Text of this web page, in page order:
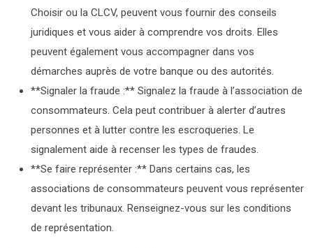
Choisir ou la CLCV, peuvent vous fournir des conseils
juridiques et vous aider à comprendre vos droits. Elles
peuvent également vous accompagner dans vos
démarches auprès de votre banque ou des autorités.
**Signaler la fraude :** Signalez la fraude à l’association de
consommateurs. Cela peut contribuer à alerter d’autres
personnes et à lutter contre les escroqueries. Le
signalement aide à recenser les types de fraudes.
**Se faire représenter :** Dans certains cas, les
associations de consommateurs peuvent vous représenter
devant les tribunaux. Renseignez-vous sur les conditions
de représentation.